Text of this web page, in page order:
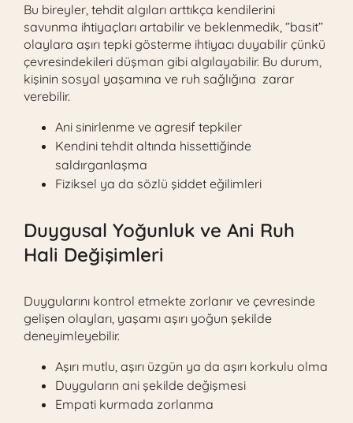
Bu bireyler, tehdit algıları arttıkça kendilerini
savunma ihtiyaçları artabilir ve beklenmedik, ‘’basit’’
olaylara aşırı tepki gösterme ihtiyacı duyabilir çünkü
çevresindekileri düşman gibi algılayabilir. Bu durum,
kişinin sosyal yaşamına ve ruh sağlığına zarar
verebilir.
Ani sinirlenme ve agresif tepkiler
Kendini tehdit altında hissettiğinde
saldırganlaşma
Fiziksel ya da sözlü şiddet eğilimleri
Duygusal Yoğunluk ve Ani Ruh
Hali Değişimleri
Duygularını kontrol etmekte zorlanır ve çevresinde
gelişen olayları, yaşamı aşırı yoğun şekilde
deneyimleyebilir.
Aşırı mutlu, aşırı üzgün ya da aşırı korkulu olma
Duyguların ani şekilde değişmesi
Empati kurmada zorlanma